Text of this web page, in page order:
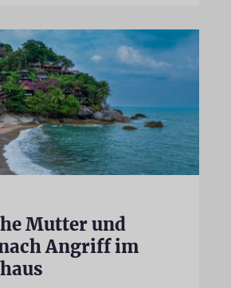
Mutter und
Angriff im